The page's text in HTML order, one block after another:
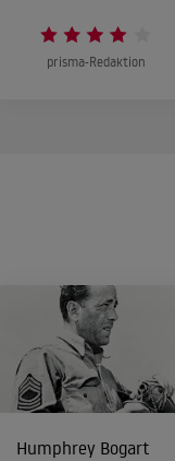
prisma-Redaktion
Humphrey Bogart